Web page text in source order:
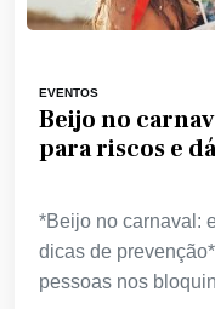
EVENTOS
Beijo no
para riscos e
*Beijo no carnaval:
dicas de
pessoas nos